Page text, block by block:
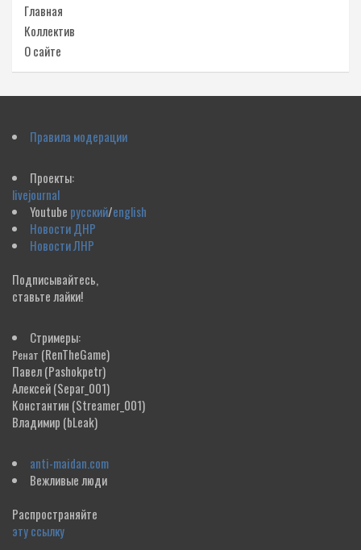
Главная
Коллектив
О сайте
Правила модерации
Проекты:
livejournal
Youtube русский/english
Новости ДНР
Новости ЛНР
Подписывайтесь,
ставьте лайки!
Стримеры:
Ренат (RenTheGame)
Павел(Pashokpetr)
Алексей(Separ_001)
Константин (Streamer_001)
Владимир (bLeak)
anti-maidan.com
Вежливые люди
Распространяйте
эту ссылку